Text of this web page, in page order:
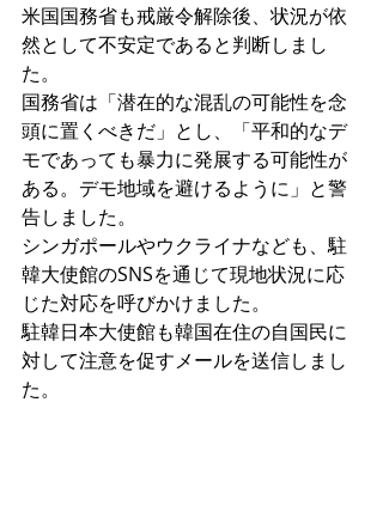
米国国務省も戒厳令解除後、状況が依
然として不安定であると判断しまし
た。
国務省は「潜在的な混乱の可能性を念
頭に置くべきだ」とし、「平和的なデ
モであっても暴力に発展する可能性が
ある。デモ地域を避けるように」と警
告しました。
シンガポールやウクライナなども、駐
韓大使館のSNSを通じて現地状況に応
じた対応を呼びかけました。
駐韓日本大使館も韓国在住の自国民に
対して注意を促すメールを送信しまし
た。